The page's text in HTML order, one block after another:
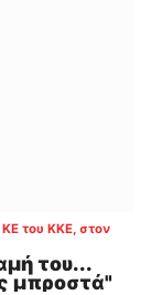
του ΚΚΕ, στον
του...
μπροστά"